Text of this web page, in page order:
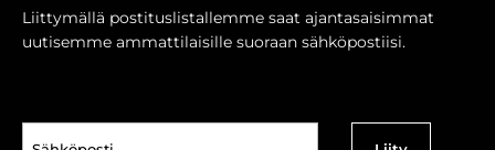
Liittymällä postituslistallemme saat ajantasaisimmat
uutisemme ammattilaisille suoraan sähköpostiisi.